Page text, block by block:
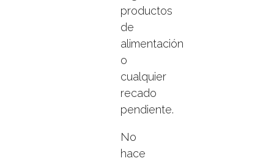
productos
de
alimentación
o
cualquier
recado
pendiente.
No
hace